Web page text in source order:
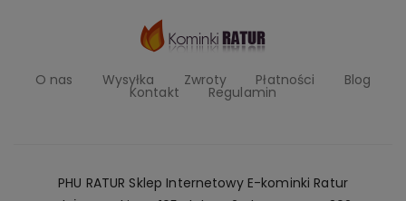
O nas Wysyłka Zwroty Płatności Blog
Kontakt Regulamin
PHU RATUR Sklep Internetowy E-kominki Ratur